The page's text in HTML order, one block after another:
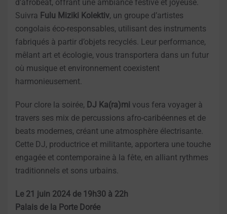
d’afrobeat, offrant une ambiance festive et joyeuse.
Suivra Fulu Miziki Kolektiv, un groupe d’artistes
congolais éco-responsables, utilisant des instruments
fabriqués à partir d’objets recyclés. Leur performance,
mêlant art et écologie, vous transportera dans un futur
où musique et environnement coexistent
harmonieusement.
Pour clore la soirée, DJ Ka(ra)mi vous fera voyager à
travers ses mix de percussions afro-caribéennes et de
beats modernes, créant une atmosphère électrisante.
Cette DJ, productrice et militante, apportera une touche
engagée et contemporaine à la fête, en alliant rythmes
traditionnels et sons urbains.
Le 21 juin 2024 de 19h30 à 22h
Palais de la Porte Dorée